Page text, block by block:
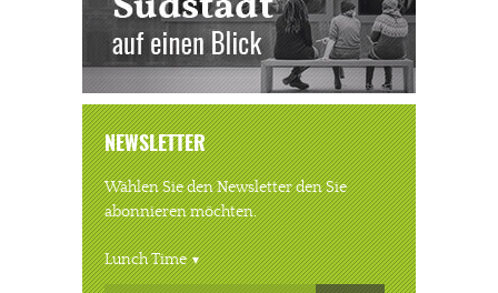
NEWSLETTER
Wählen Sie den Newsletter den Sie
abonnieren möchten.
Lunch Time